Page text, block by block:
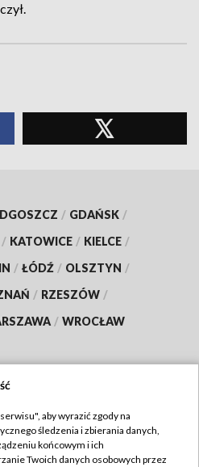
/ GDAŃSK /
/ KATOWICE / KIELCE /
/ ŁÓDŹ / OLSZTYN /
/ RZESZÓW /
/ WROCŁAW
TVP
aby wyrazić zgody na
śledzenia i zbierania danych,
końcowym i ich
Twoich danych osobowych przez